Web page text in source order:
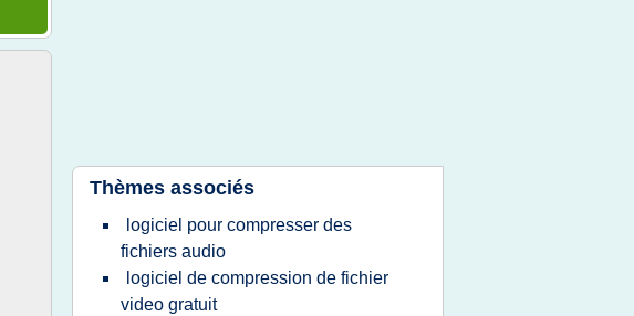
Thèmes associés
logiciel pour compresser des
fichiers audio
logiciel de compression de fichier
video gratuit